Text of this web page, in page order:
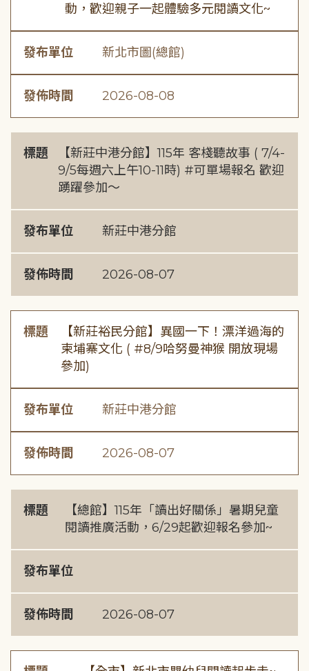
動，歡迎親子一起體驗多元閱讀文化~
發布單位 新北市圖(總館)
發佈時間 2026-08-08
標題
【新莊中港分館】115年 客棧聽故事 ( 7/4-
9/5每週六上午10-11時) #可單場報名 歡迎
踴躍參加～
發布單位 新莊中港分館
發佈時間 2026-08-07
標題
【新莊裕民分館】異國一下！漂洋過海的
柬埔寨文化 ( #8/9哈努曼神猴 開放現場
參加)
發布單位 新莊中港分館
發佈時間 2026-08-07
標題
【總館】115年「讀出好關係」暑期兒童
閱讀推廣活動，6/29起歡迎報名參加~
發布單位
發佈時間 2026-08-07